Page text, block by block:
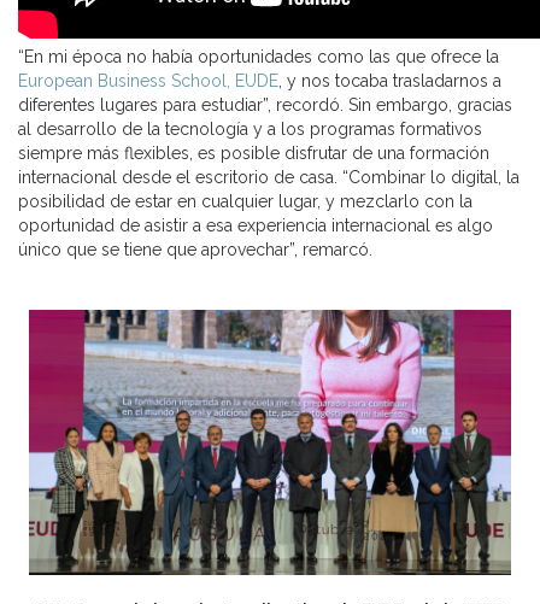
“En mi época no había oportunidades como las que ofrece la
European Business School, EUDE , y nos tocaba trasladarnos a
diferentes lugares para estudiar”, recordó. Sin embargo, gracias
al desarrollo de la tecnología y a los programas formativos
siempre más flexibles, es posible disfrutar de una formación
internacional desde el escritorio de casa. “Combinar lo digital, la
posibilidad de estar en cualquier lugar, y mezclarlo con la
oportunidad de asistir a esa experiencia internacional es algo
único que se tiene que aprovechar”, remarcó.